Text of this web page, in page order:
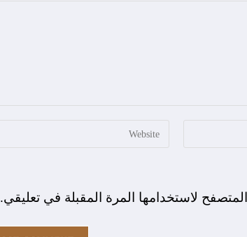
لاستخدامها المرة المقبلة في تعليقي.